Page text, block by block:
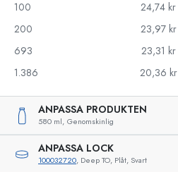
100
24,74 kr
200
23,97 kr
693
23,31 kr
1.386
20,36 kr
ANPASSA PRODUKTEN
580 ml, Genomskinlig
ANPASSA LOCK
100032720, Deep TO, Plåt, Svart